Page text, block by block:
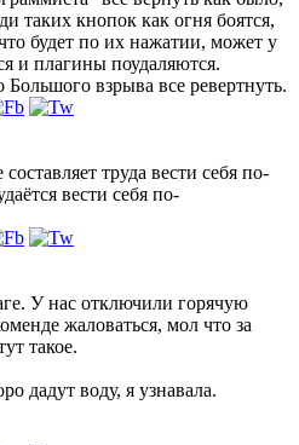
таких кнопок как огня боятся,
будет по их нажатии, может у
и плагины поудаляются.
взрыва все ревертнуть.
труда вести себя по-
вести себя по-
У нас отключили горячую
жаловаться, мол что за
такое.
дадут воду, я узнавала.